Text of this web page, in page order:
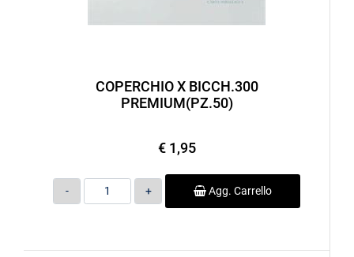
COPERCHIO X BICCH.300
PREMIUM(PZ.50)
€ 1,95
Quantità
Agg. Carrello